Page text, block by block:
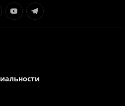
ЭлементЭлемент